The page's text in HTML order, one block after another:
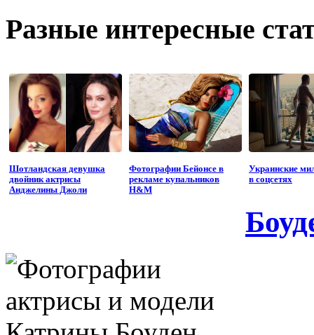
Разные интересные
Шотландская девушка
двойник актрисы
Анджелины Джоли
Фотографии Бейонсе в
рекламе купальников
H&M
Украинские
в соцсетях